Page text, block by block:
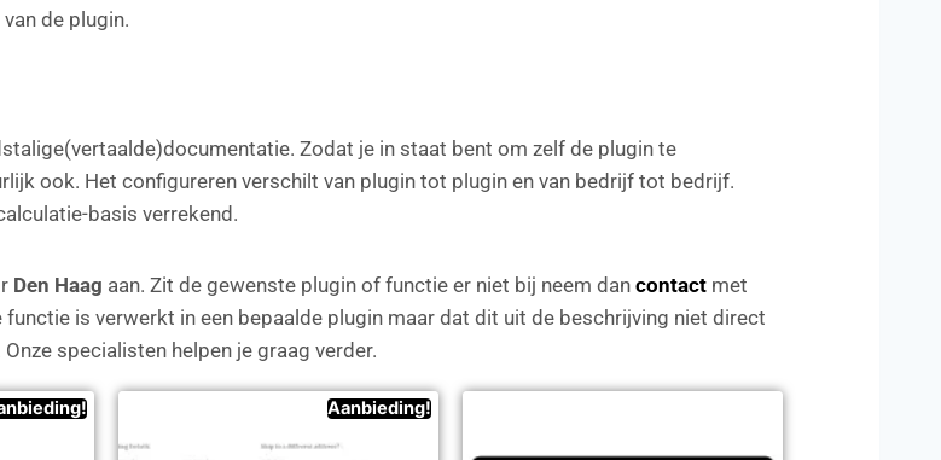
de plugin.
Zodat je in staat bent om zelf de plugin te
ook. Het configureren verschilt van plugin tot plugin en van bedrijf tot bedrijf.
basis verrekend.
Den Haag aan. Zit de gewenste plugin of functie er niet bij neem dan contact met
is verwerkt in een bepaalde plugin maar dat dit uit de beschrijving niet direct
specialisten helpen je graag verder.
Aanbieding!